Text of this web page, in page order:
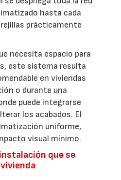
hasta cada
prácticamente
necesita espacio para
este sistema resulta
en viviendas
o durante una
puede integrarse
los acabados. El
uniforme,
visual mínimo.
que se